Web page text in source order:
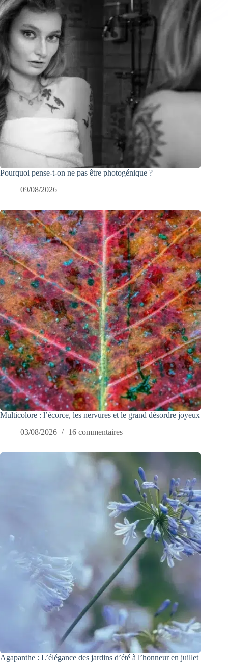
Pourquoi pense-t-on ne pas être photogénique ?
09/08/2026
Multicolore : l’écorce, les nervures et le grand désordre joyeux
03/08/2026
16 commentaires
Agapanthe : L’élégance des jardins d’été à l’honneur en juillet